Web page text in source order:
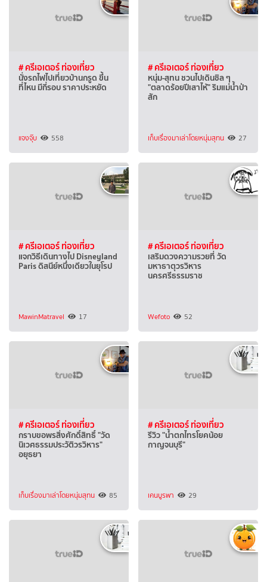
# ครีเอเตอร์ ท่องเที่ยว
นั่งรถไฟไปเที่ยวบ้านกรูด ขึ้น
ที่ไหน มีกี่รอบ ราคาประหยัด
แจงจุ๊บ 558
# ครีเอเตอร์ ท่องเที่ยว
หนุ่ม-สุทน ชวนไปเดินชิล ๆ
"ตลาดร้อยปีเสาไห้" ริมแม่น้ำป่า
สัก
เก็บเรื่องมาเล่าโดยหนุ่มสุทน 27
# ครีเอเตอร์ ท่องเที่ยว
แจกวิธีเดินทางไป Disneyland
Paris ดิสนีย์หนึ่งเดียวในยุโรป
MawinMatravel 17
# ครีเอเตอร์ ท่องเที่ยว
เสริมดวงความรวยที่ วัด
มหาธาตุวรวิหาร
นครศรีธรรมราช
Wefoto 52
# ครีเอเตอร์ ท่องเที่ยว
กราบขอพรสิ่งศักดิ์สิทธิ์ "วัด
นิเวศธรรมประวัติวรวิหาร"
อยุธยา
เก็บเรื่องมาเล่าโดยหนุ่มสุทน 85
# ครีเอเตอร์ ท่องเที่ยว
รีวิว "น้ำตกไทรโยคน้อย
กาญจนบุรี"
เคนบูรพา 29